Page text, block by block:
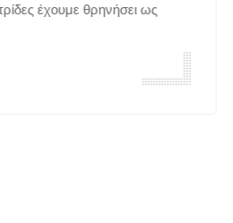
έχουμε θρηνήσει ως